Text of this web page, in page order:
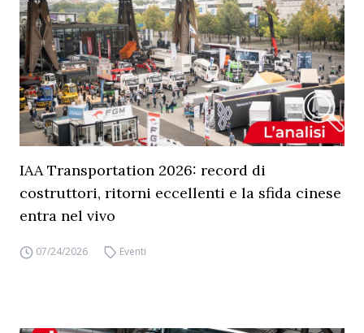
IAA Transportation 2026: record di
costruttori, ritorni eccellenti e la sfida cinese
entra nel vivo
07/24/2026 Eventi